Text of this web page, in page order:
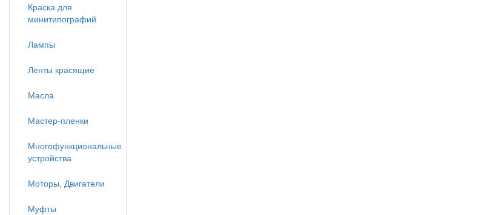
Краска для
минитипографий
Лампы
Ленты красящие
Масла
Мастер-пленки
Многофункциональные
устройства
Моторы, Двигатели
Муфты